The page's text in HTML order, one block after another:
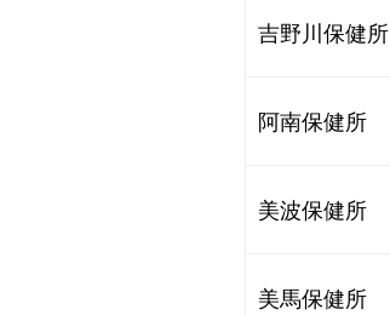
吉野川保健所
阿南保健所
美波保健所
美馬保健所